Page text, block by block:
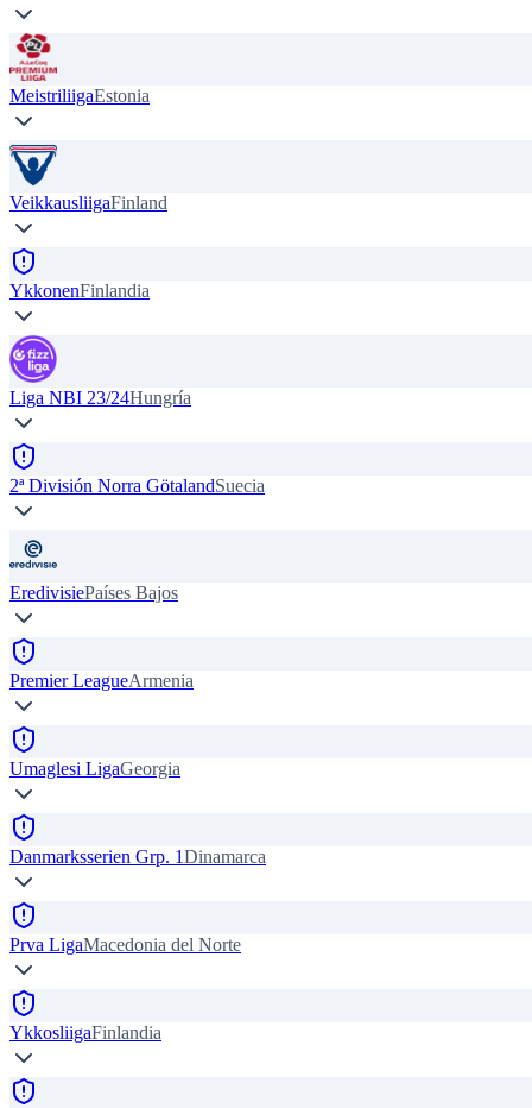
MeistriliigaEstonia
VeikkausliigaFinland
YkkonenFinlandia
Liga NBI 23/24Hungría
2ª División Norra GötalandSuecia
EredivisiePaíses Bajos
Premier LeagueArmenia
Umaglesi LigaGeorgia
Danmarksserien Grp. 1Dinamarca
Prva LigaMacedonia del Norte
YkkosliigaFinlandia